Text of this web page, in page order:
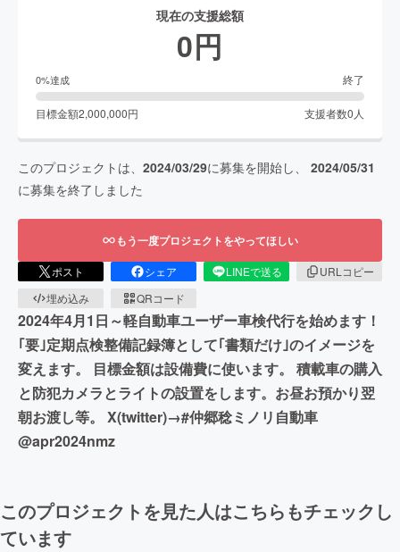
現在の支援総額
0円
0%達成 終了
目標金額2,000,000円 支援者数0 人
このプロジェクトは、 2024/03/29に募集を開始し、 2024/05/31
に募集を終了しました
もう一度プロジェクトをやってほしい
ポスト シェア LINEで送る
URLコピー
埋め込み
QRコード
2024年4月1日～軽自動車ユーザー車検代行を始めます！
｢要｣定期点検整備記録簿として｢書類だけ｣のイメージを
変えます。 目標金額は設備費に使います。 積載車の購入
と防犯カメラとライトの設置をします。お昼お預かり翌
朝お渡し等。 X(twitter)→#仲郷稔ミノリ自動車
@apr2024nmz
このプロジェクトを見た人はこちらもチェックし
ています